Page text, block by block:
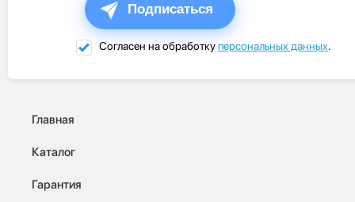
Подписаться
Согласен на обработкуперсональных данных.
Главная
Каталог
Гарантия